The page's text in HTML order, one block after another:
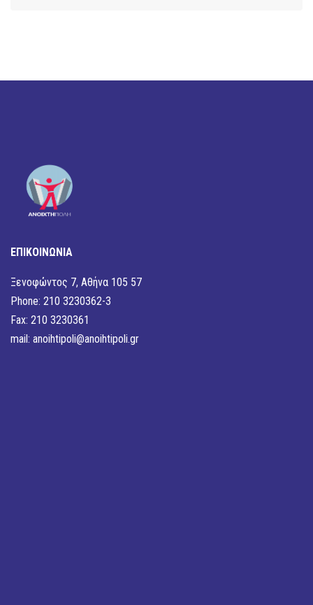
ΕΠΙΚΟΙΝΩΝΙΑ
Ξενοφώντος 7, Αθήνα 105 57
Phone: 210 3230362-3
Fax: 210 3230361
mail: anoihtipoli@anoihtipoli.gr